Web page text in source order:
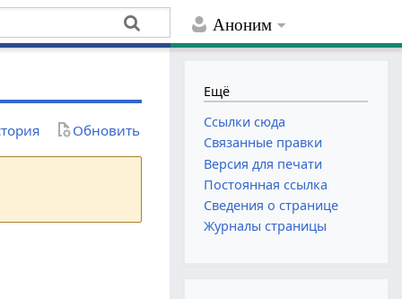
Аноним
Обновить
Ещё
Ссылки сюда
Связанные правки
Версия для печати
Постоянная ссылка
Сведения о странице
Журналы страницы